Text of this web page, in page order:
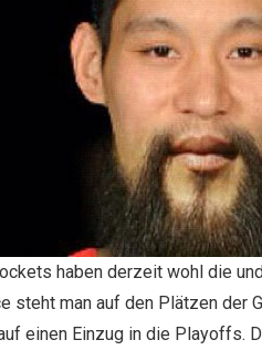
haben derzeit wohl die
steht man auf den Plätzen der
einen Einzug in die Playoffs.